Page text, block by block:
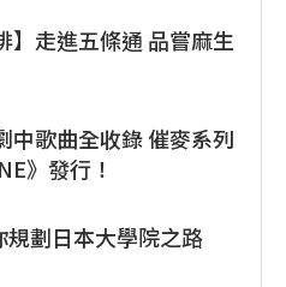
】走進五條通 品嘗麻生
中歌曲全收錄 催麥系列
》發行！
劃日本大學院之路